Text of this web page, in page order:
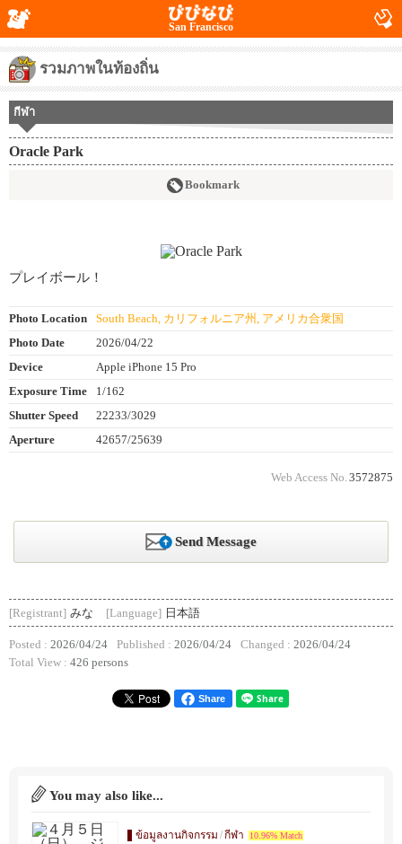
San Francisco
รวมภาพในท้องถิ่น
กีฬา
Oracle Park
Bookmark
プレイボール！
Photo Location
South Beach, カリフォルニア州, アメリカ合衆国
Photo Date
2026/04/22
Device
Apple iPhone 15 Pro
Exposure Time
1/162
Shutter Speed
22233/3029
Aperture
42657/25639
Web Access No. 3572875
Send Message
[Registrant] みな [Language] 日本語
Posted : 2026/04/24 Published : 2026/04/24 Changed : 2026/04/24
Total View : 426 persons
Share
You may also like...
ข้อมูลงานกิจกรรม /กีฬา 10.96% Match